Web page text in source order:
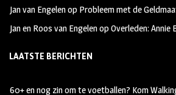
Jan van Engelenop Probleem met de
Jan en Roos van EngelenopOverleden: Annie
LAATSTE BERICHTEN
60+ en nog zin om te voetballen? Kom